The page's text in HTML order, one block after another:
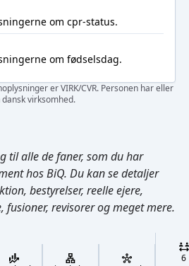
om cpr-status.
om fødselsdag.
er VIRK/CVR. Personen har eller
virksomhed.
til alle de faner, som du har
hos BiQ. Du kan se detaljer
bestyrelser, reelle ejere,
fusioner, revisorer og meget mere.
6